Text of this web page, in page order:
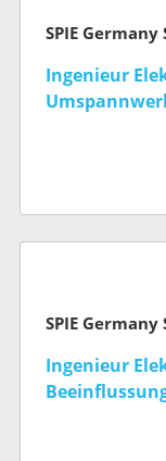
SPIE
Ingenieur
SPIE
Ingenieur